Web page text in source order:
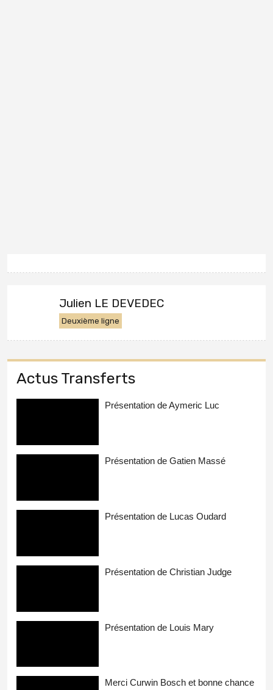
Julien LE DEVEDEC
Deuxième ligne
Actus Transferts
Présentation de Aymeric Luc
Présentation de Gatien Massé
Présentation de Lucas Oudard
Présentation de Christian Judge
Présentation de Louis Mary
Merci Curwin Bosch et bonne chance